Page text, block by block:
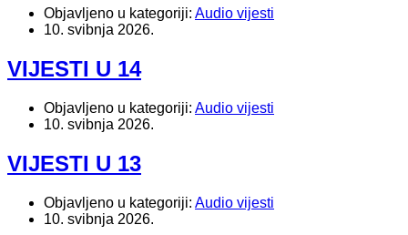
Objavljeno u kategoriji: Audio vijesti
10. svibnja 2026.
VIJESTI U 14
Objavljeno u kategoriji: Audio vijesti
10. svibnja 2026.
VIJESTI U 13
Objavljeno u kategoriji: Audio vijesti
10. svibnja 2026.